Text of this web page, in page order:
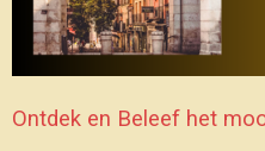
Ontdek en Beleef het